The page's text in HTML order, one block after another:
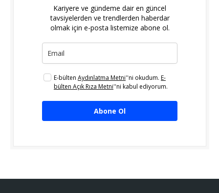
Kariyere ve gündeme dair en güncel
tavsiyelerden ve trendlerden haberdar
olmak için e-posta listemize abone ol.
E-bülten Aydınlatma Metni''ni okudum. E-
bülten Açık Rıza Metni''ni kabul ediyorum.
Abone Ol